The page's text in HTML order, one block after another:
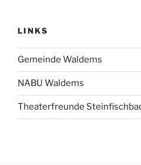
LINKS
Gemeinde Waldems
NABU Waldems
Theaterfreunde